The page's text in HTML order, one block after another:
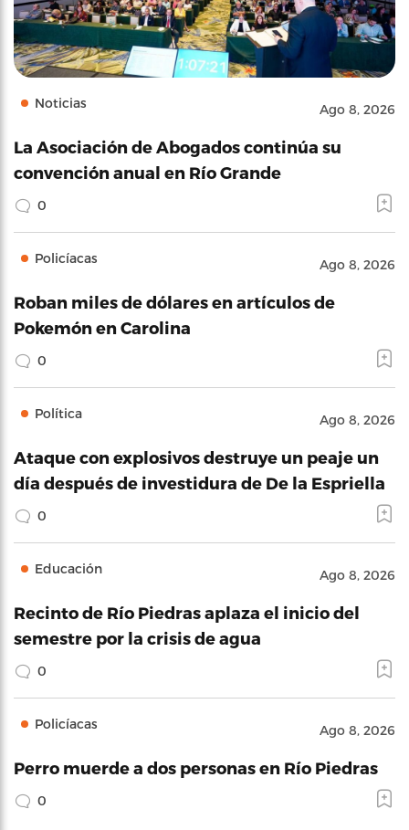
Noticias Ago 8, 2026
La Asociación de Abogados continúa su
convención anual en Río Grande
0
Policíacas Ago 8, 2026
Roban miles de dólares en artículos de
Pokemón en Carolina
0
Política Ago 8, 2026
Ataque con explosivos destruye un peaje un
día después de investidura de De la Espriella
0
Educación Ago 8, 2026
Recinto de Río Piedras aplaza el inicio del
semestre por la crisis de agua
0
Policíacas Ago 8, 2026
Perro muerde a dos personas en Río Piedras
0